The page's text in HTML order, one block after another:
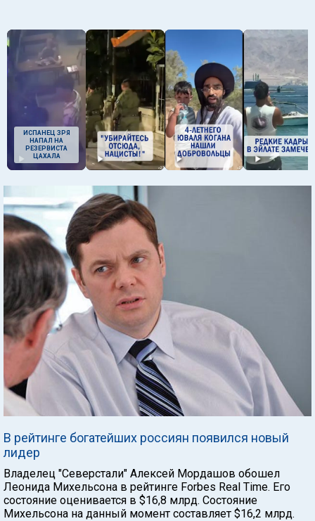
ИСПАНЕЦ ЗРЯ
НАПАЛ НА
РЕЗЕРВИСТА
ЦАХАЛА
В рейтинге богатейших россиян появился новый
лидер
Владелец "Северстали" Алексей Мордашов обошел
Леонида Михельсона в рейтинге Forbes Real Time. Его
состояние оценивается в $16,8 млрд. Состояние
Михельсона на данный момент составляет $16,2 млрд.